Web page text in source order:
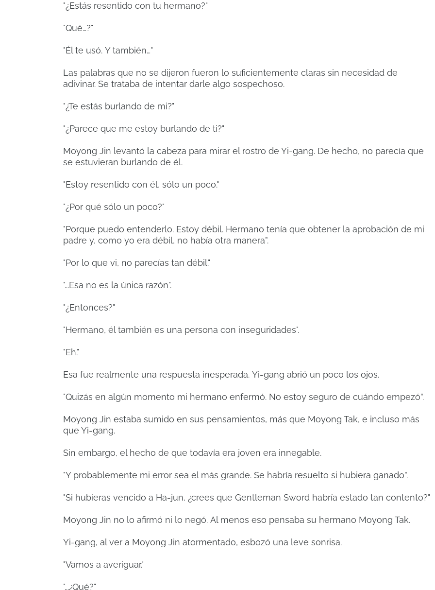
"¿Estás resentido con tu hermano?"
"Qué…?"
"Él te usó. Y también…"
Las palabras que no se dijeron fueron lo suficientemente claras sin necesidad de
adivinar. Se trataba de intentar darle algo sospechoso.
"¿Te estás burlando de mi?"
"¿Parece que me estoy burlando de ti?"
Moyong Jin levantó la cabeza para mirar el rostro de Yi-gang. De hecho, no parecía que
se estuvieran burlando de él.
"Estoy resentido con él, sólo un poco."
"¿Por qué sólo un poco?"
"Porque puedo entenderlo. Estoy débil. Hermano tenía que obtener la aprobación de mi
padre y, como yo era débil, no había otra manera”.
"Por lo que vi, no parecías tan débil."
"...Esa no es la única razón".
"¿Entonces?"
"Hermano, él también es una persona con inseguridades".
"Eh."
Esa fue realmente una respuesta inesperada. Yi-gang abrió un poco los ojos.
"Quizás en algún momento mi hermano enfermó. No estoy seguro de cuándo empezó”.
Moyong Jin estaba sumido en sus pensamientos, más que Moyong Tak, e incluso más
que Yi-gang.
Sin embargo, el hecho de que todavía era joven era innegable.
"Y probablemente mi error sea el más grande. Se habría resuelto si hubiera ganado”.
"Si hubieras vencido a Ha-jun, ¿crees que Gentleman Sword habría estado tan contento?"
Moyong Jin no lo afirmó ni lo negó. Al menos eso pensaba su hermano Moyong Tak.
Yi-gang, al ver a Moyong Jin atormentado, esbozó una leve sonrisa.
"Vamos a averiguar."
"...¿Qué?"